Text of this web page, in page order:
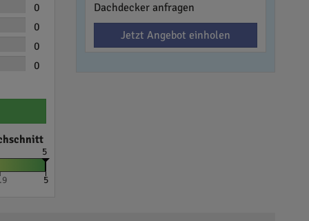
0
0
0
0
5
5
Dachdecker anfragen
Jetzt Angebot einholen